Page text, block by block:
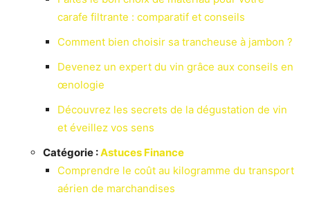
carafe filtrante : comparatif et conseils
Comment bien choisir sa trancheuse à jambon ?
Devenez un expert du vin grâce aux conseils en
œnologie
Découvrez les secrets de la dégustation de vin
et éveillez vos sens
Catégorie :Astuces Finance
Comprendre le coût au kilogramme du transport
aérien de marchandises